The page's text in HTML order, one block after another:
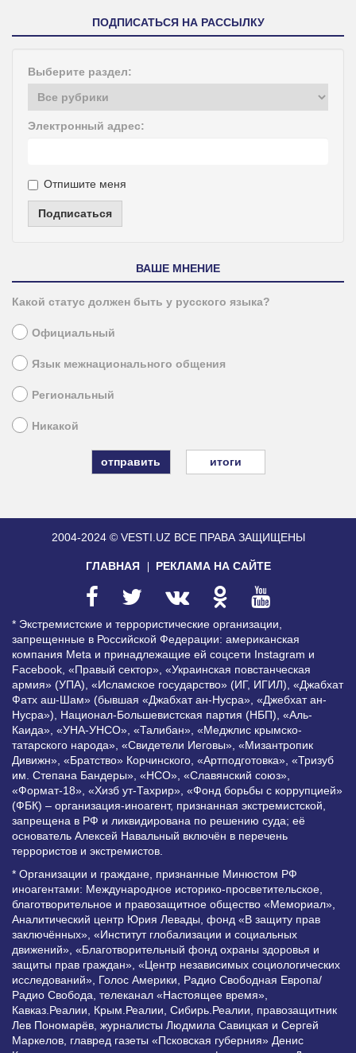
ПОДПИСАТЬСЯ НА РАССЫЛКУ
Выберите раздел:
Электронный адрес:
Отпишите меня
Подписаться
ВАШЕ МНЕНИЕ
Какой статус должен быть у русского языка?
Официальный
Язык межнационального общения
Региональный
Никакой
итоги
2004-2024 © VESTI.UZ ВСЕ ПРАВА ЗАЩИЩЕНЫ
ГЛАВНАЯ РЕКЛАМА НА САЙТЕ
* Экстремистские и террористические организации,
запрещенные в Российской Федерации: американская
компания Meta и принадлежащие ей соцсети Instagram и
Facebook, «Правый сектор», «Украинская повстанческая
армия» (УПА), «Исламское государство» (ИГ, ИГИЛ), «Джабхат
Фатх аш-Шам» (бывшая «Джабхат ан-Нусра», «Джебхат ан-
Нусра»), Национал-Большевистская партия (НБП), «Аль-
Каида», «УНА-УНСО», «Талибан», «Меджлис крымско-
татарского народа», «Свидетели Иеговы», «Мизантропик
Дивижн», «Братство» Корчинского, «Артподготовка», «Тризуб
им. Степана Бандеры», «НСО», «Славянский союз»,
«Формат-18», «Хизб ут-Тахрир», «Фонд борьбы с коррупцией»
(ФБК) – организация-иноагент, признанная экстремистской,
запрещена в РФ и ликвидирована по решению суда; её
основатель Алексей Навальный включён в перечень
террористов и экстремистов.
* Организации и граждане, признанные Минюстом РФ
иноагентами: Международное историко-просветительское,
благотворительное и правозащитное общество «Мемориал»,
Аналитический центр Юрия Левады, фонд «В защиту прав
заключённых», «Институт глобализации и социальных
движений», «Благотворительный фонд охраны здоровья и
защиты прав граждан», «Центр независимых социологических
исследований», Голос Америки, Радио Свободная Европа/
Радио Свобода, телеканал «Настоящее время»,
Кавказ.Реалии, Крым.Реалии, Сибирь.Реалии, правозащитник
Лев Пономарёв, журналисты Людмила Савицкая и Сергей
Маркелов, главред газеты «Псковская губерния» Денис